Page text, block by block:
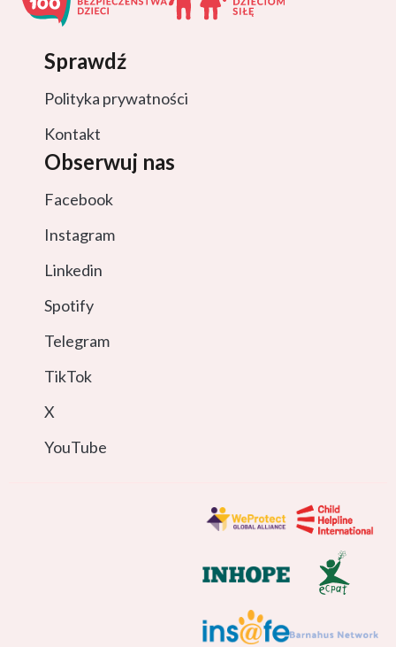
Sprawdź
Polityka prywatności
Kontakt
Obserwuj nas
Facebook
Instagram
Linkedin
Spotify
Telegram
TikTok
X
YouTube